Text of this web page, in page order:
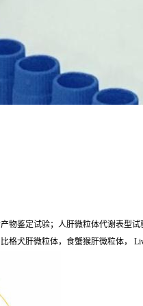
物鉴定试验；人肝微粒体代谢表型
格犬肝微粒体，食蟹猴肝微粒体，